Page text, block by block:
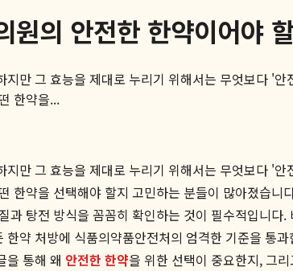
원의 안전한 한약이어야
만 그 효능을 제대로 누리기 위해서는 무엇보다 '
한약을...
만 그 효능을 제대로 누리기 위해서는 무엇보다 '
한약을 선택해야 할지 고민하는 분들이 많아졌습
과 탕전 방식을 꼼꼼히 확인하는 것이 필수적입니다.
약 처방에 식품의약품안전처의 엄격한 기준을 통과
을 통해 왜 안전한 한약을 위한 선택이 중요한지, 그